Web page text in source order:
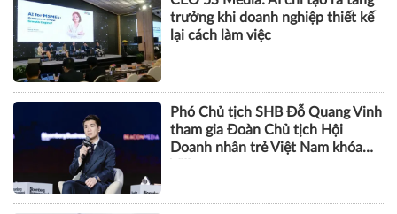
Bà Phạm Thị Huyền Trang được
bổ nhiệm làm Tổng Giám đốc
Eximbank
CEO 5S Media: AI chỉ tạo ra tăng
trưởng khi doanh nghiệp thiết kế
lại cách làm việc